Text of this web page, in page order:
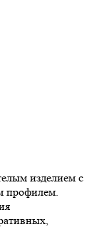
изделием с
профилем.